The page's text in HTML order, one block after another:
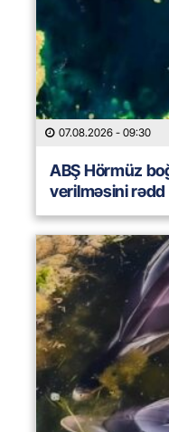
07.08.2026 - 09:30
ABŞ Hörmüz
verilməsini rədd